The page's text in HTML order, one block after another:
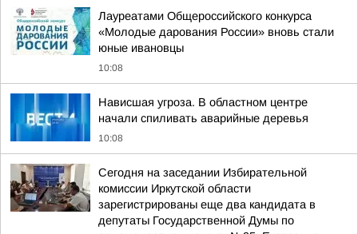
Лауреатами Общероссийского конкурса
«Молодые дарования России» вновь стали
юные ивановцы
10:08
Нависшая угроза. В областном центре
начали спиливать аварийные деревья
10:08
Сегодня на заседании Избирательной
комиссии Иркутской области
зарегистрированы еще два кандидата в
депутаты Государственной Думы по